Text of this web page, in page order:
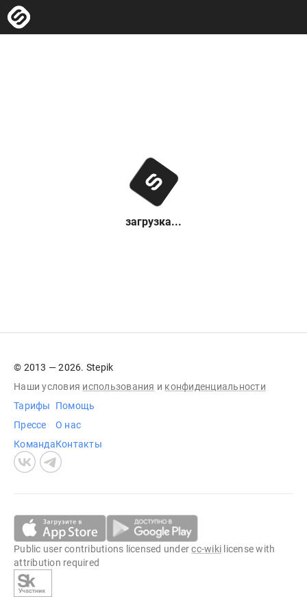
загрузка...
© 2013 — 2026. Stepik
Наши условия использования и конфиденциальности
Тарифы
Прессе
Команда
Помощь
О нас
Контакты
Public user contributions licensed undercc-wiki license with
attribution required